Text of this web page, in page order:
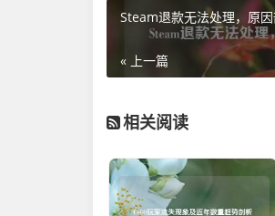
Steam退款无法处理，原
« 上一篇
相关阅读